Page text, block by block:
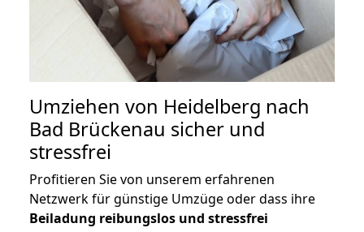
Umziehen von Heidelberg nach
Bad Brückenau sicher und
stressfrei
Profitieren Sie von unserem erfahrenen
Netzwerk für günstige Umzüge oder dass ihre
Beiladung reibungslos und stressfrei